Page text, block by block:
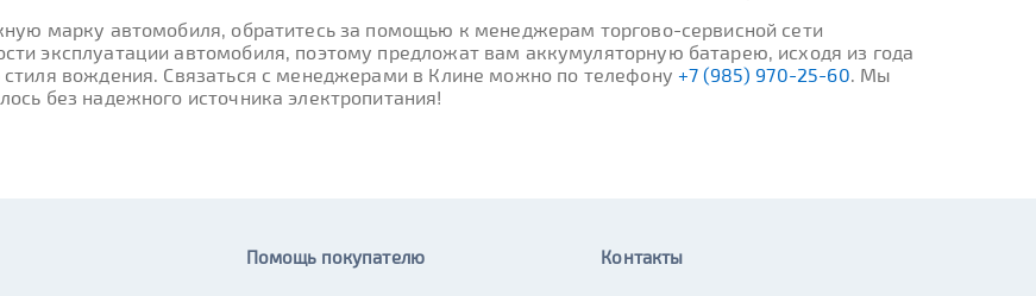
марку автомобиля, обратитесь за помощью к менеджерам торгово-сервисной сети
эксплуатации автомобиля, поэтому предложат вам аккумуляторную батарею, исходя из года
вождения. Связаться с менеджерами в Клине можно по телефону +7 (985) 970-25-60. Мы
без надежного источника электропитания!
Помощь покупателю Контакты